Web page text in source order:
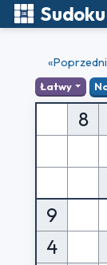
«Poprzedni
Łatwy
8
9
4